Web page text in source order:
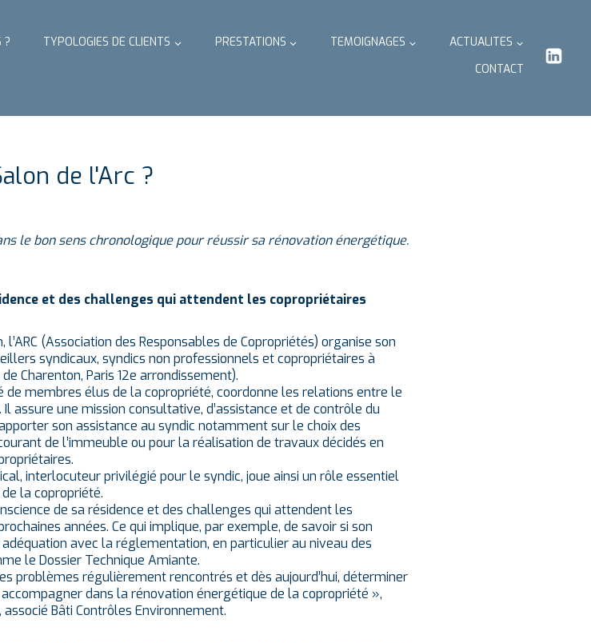
? TYPOLOGIES DE CLIENTS PRESTATIONS TEMOIGNAGES
ACTUALITES
CONTACT
de l'Arc ?
le bon sens chronologique pour réussir sa rénovation énergétique.
et des challenges qui attendent les copropriétaires
l’ARC (Association des Responsables de Copropriétés) organise son
syndicaux, syndics non professionnels et copropriétaires à
Charenton, Paris 12e arrondissement).
de membres élus de la copropriété, coordonne les relations entre le
assure une mission consultative, d’assistance et de contrôle du
son assistance au syndic notamment sur le choix des
de l’immeuble ou pour la réalisation de travaux décidés en
interlocuteur privilégié pour le syndic, joue ainsi un rôle essentiel
la copropriété.
de sa résidence et des challenges qui attendent les
années. Ce qui implique, par exemple, de savoir si son
avec la réglementation, en particulier au niveau des
le Dossier Technique Amiante.
problèmes régulièrement rencontrés et dès aujourd’hui, déterminer
dans la rénovation énergétique de la copropriété »,
Bâti Contrôles Environnement.